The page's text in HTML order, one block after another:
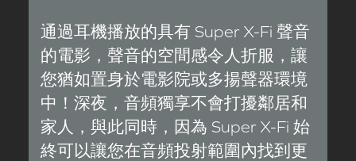
通過耳機播放的具有 Super X-Fi 聲音
的電影，聲音的空間感令人折服，讓
您猶如置身於電影院或多揚聲器環境
中！深夜，音頻獨享不會打擾鄰居和
家人，與此同時，因為 Super X-Fi 始
終可以讓您在音頻投射範圍內找到更